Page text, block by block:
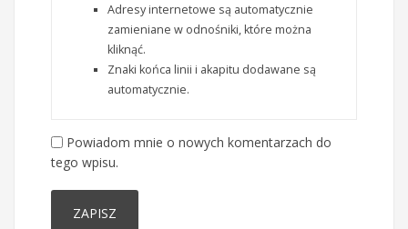
Adresy internetowe są automatycznie
zamieniane w odnośniki, które można
kliknąć.
Znaki końca linii i akapitu dodawane są
automatycznie.
Powiadom mnie o nowych komentarzach do
tego wpisu.